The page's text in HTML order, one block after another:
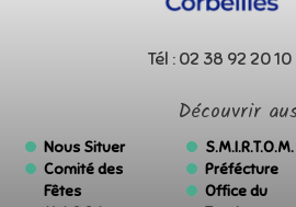
Tél : 02 38 92 20 10
Découvrir
Nous Situer
Comité des
Fêtes
S.M.I.R.T.O.M.
Préfécture
Office du